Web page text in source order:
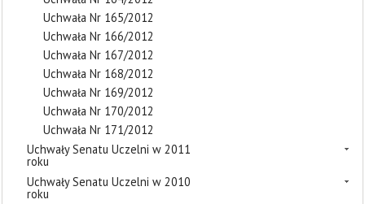
Uchwała Nr 165/2012
Uchwała Nr 166/2012
Uchwała Nr 167/2012
Uchwała Nr 168/2012
Uchwała Nr 169/2012
Uchwała Nr 170/2012
Uchwała Nr 171/2012
Uchwały Senatu Uczelni w 2011
roku
Uchwały Senatu Uczelni w 2010
roku